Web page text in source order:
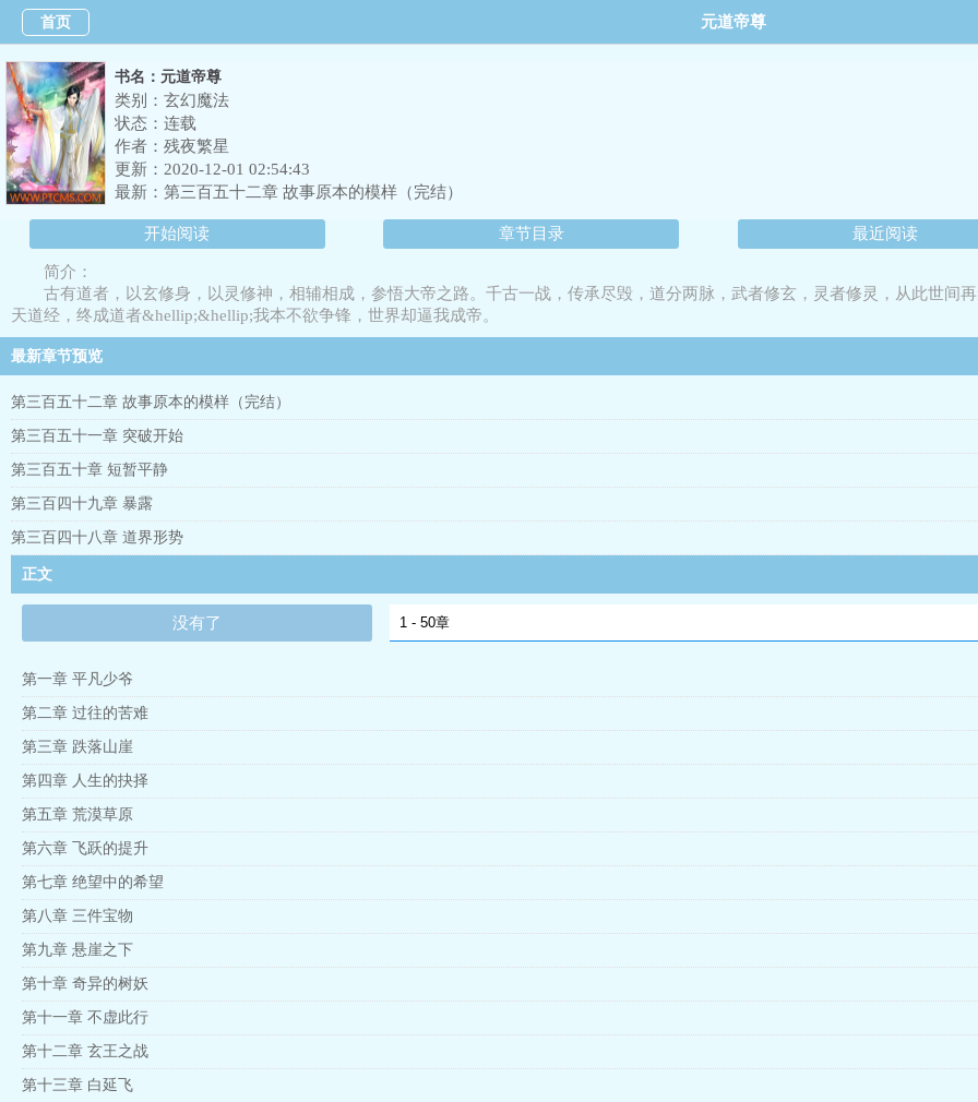
首页 元道帝尊
书名：元道帝尊
类别：玄幻魔法
状态：连载
作者： 残夜繁星
更新：2020-12-01 02:54:43
最新： 第三百五十二章 故事原本的模样（完结）
开始阅读 章节目录 最近阅读
简介：
古有道者，以玄修身，以灵修神，相辅相成，参悟大帝之路。千古一战，传承尽毁，道分两脉，武者修玄，灵者修灵，从此世间
天道经，终成道者&hellip;&hellip;我本不欲争锋，世界却逼我成帝。
最新章节预览
第三百五十二章 故事原本的模样（完结）
第三百五十一章 突破开始
第三百五十章 短暂平静
第三百四十九章 暴露
第三百四十八章 道界形势
正文
没有了
第一章 平凡少爷
第二章 过往的苦难
第三章 跌落山崖
第四章 人生的抉择
第五章 荒漠草原
第六章 飞跃的提升
第七章 绝望中的希望
第八章 三件宝物
第九章 悬崖之下
第十章 奇异的树妖
第十一章 不虚此行
第十二章 玄王之战
第十三章 白延飞